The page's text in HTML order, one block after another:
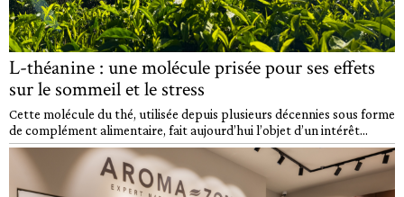
L-théanine : une molécule prisée pour ses effets
sur le sommeil et le stress
Cette molécule du thé, utilisée depuis plusieurs décennies sous forme
de complément alimentaire, fait aujourd’hui l’objet d’un intérêt...